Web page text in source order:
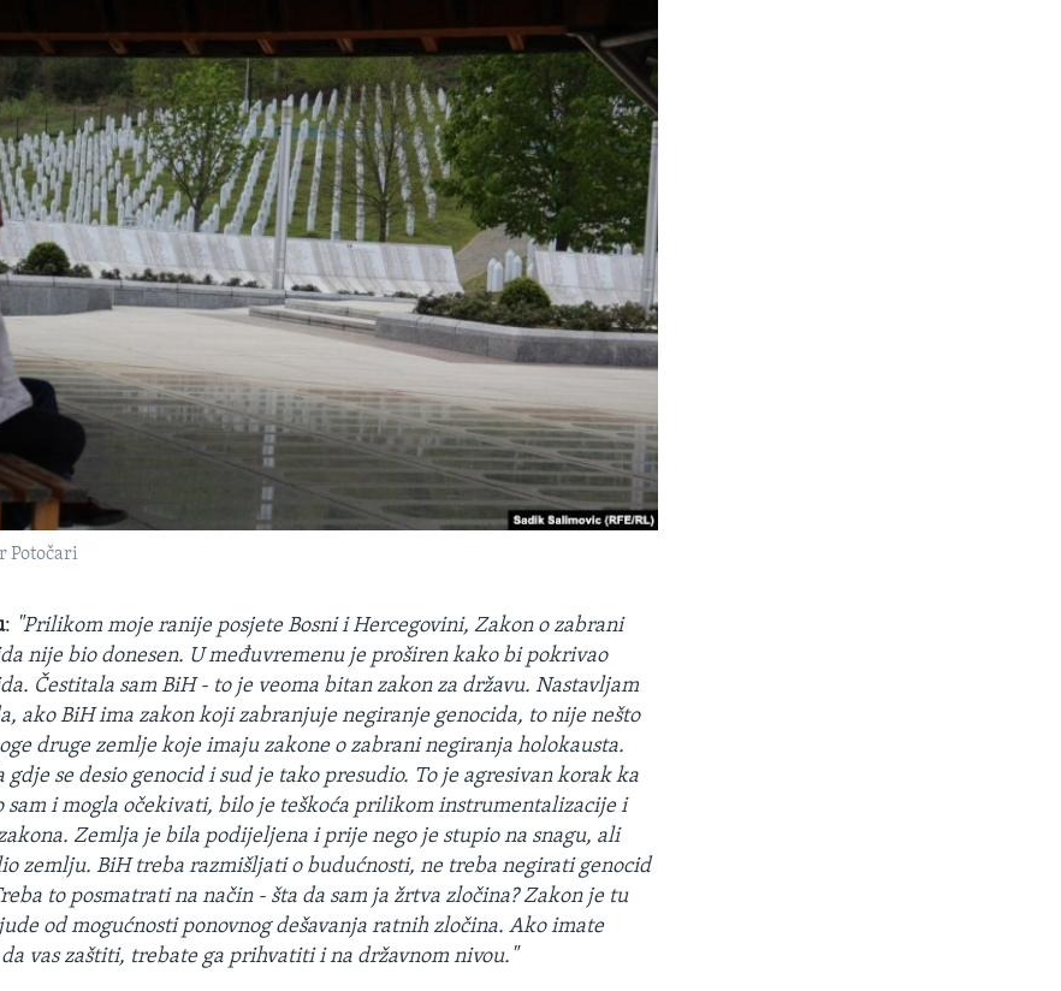
Potočari
: "Prilikom moje ranije posjete Bosni i Hercegovini, Zakon o zabrani
nije bio donesen. U međuvremenu je proširen kako bi pokrivao
Čestitala sam BiH - to je veoma bitan zakon za državu. Nastavljam
ako BiH ima zakon koji zabranjuje negiranje genocida, to nije nešto
druge zemlje koje imaju zakone o zabrani negiranja holokausta.
gdje se desio genocid i sud je tako presudio. To je agresivan korak ka
sam i mogla očekivati, bilo je teškoća prilikom instrumentalizacije i
Zemlja je bila podijeljena i prije nego je stupio na snagu, ali
zemlju. BiH treba razmišljati o budućnosti, ne treba negirati genocid
to posmatrati na način - šta da sam ja žrtva zločina? Zakon je tu
od mogućnosti ponovnog dešavanja ratnih zločina. Ako imate
vas zaštiti, trebate ga prihvatiti i na državnom nivou."